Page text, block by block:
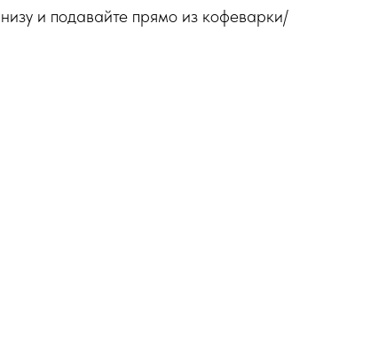
и подавайте прямо из кофеварки/